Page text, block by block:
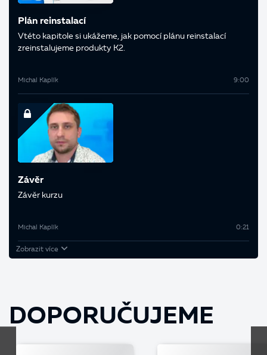
Plán reinstalací
V této kapitole si ukážeme, jak pomocí plánu reinstalací
zreinstalujeme produkty K2.
Michal Kaplík 9:00
Závěr
Závěr kurzu
Michal Kaplík 0:21
Zobrazit více
DOPORUČUJEME